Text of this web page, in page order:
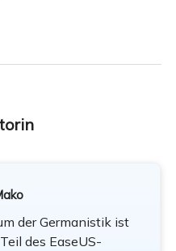
der Germanistik ist
des EaseUS-